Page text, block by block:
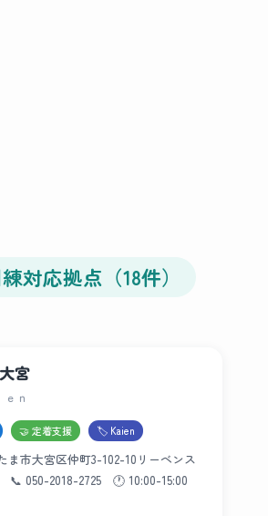
対応拠点（18件）
宮
ｎ
🤝 定着支援 🏷 Kaien
ま市大宮区仲町3-102-10リーベンス
📞 050-2018-2725 🕐 10:00-15:00